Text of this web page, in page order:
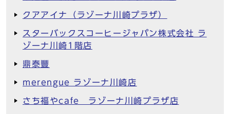
クアアイナ（ラゾーナ川崎プラザ）
スターバックスコーヒージャパン株式会社 ラ
ゾーナ川崎1階店
鼎泰豐
merengue ラゾーナ川崎店
さち福やcafe ラゾーナ川崎プラザ店